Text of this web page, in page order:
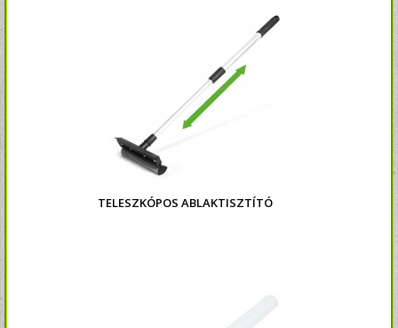
TELESZKÓPOS ABLAKTISZTÍTÓ